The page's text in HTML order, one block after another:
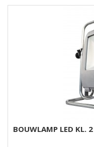
BOUWLAMP LED KL.